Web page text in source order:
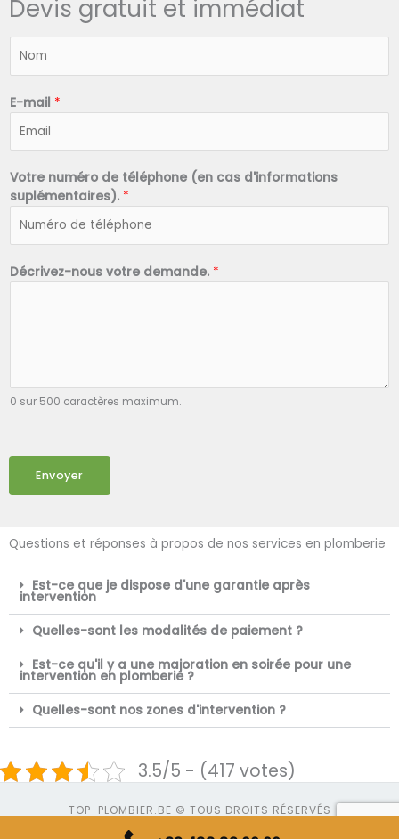
Devis gratuit et immédiat
*
E-mail *
Votre numéro de téléphone (en cas d'informations
suplémentaires). *
Décrivez-nous votre demande. *
0 sur 500 caractères maximum.
Envoyer
Questions et réponses à propos de nos services en plomberie
Est-ce que je dispose d'une garantie après
intervention
Quelles-sont les modalités de paiement ?
Est-ce qu'il y a une majoration en soirée pour une
intervention en plomberie ?
Quelles-sont nos zones d'intervention ?
3.5/5 - (417 votes)
TOP-PLOMBIER.BE © TOUS DROITS RÉSERVÉS